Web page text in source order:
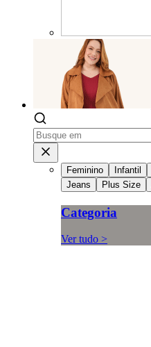
Feminino Infantil
Jeans
Plus Size
Categoria
Ver tudo >